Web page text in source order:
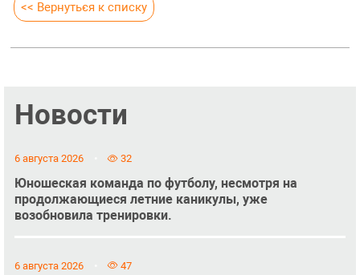
<< Вернуться к списку
Новости
6 августа 2026 32
Юношеская команда по футболу, несмотря на
продолжающиеся летние каникулы, уже
возобновила тренировки.
6 августа 2026 47